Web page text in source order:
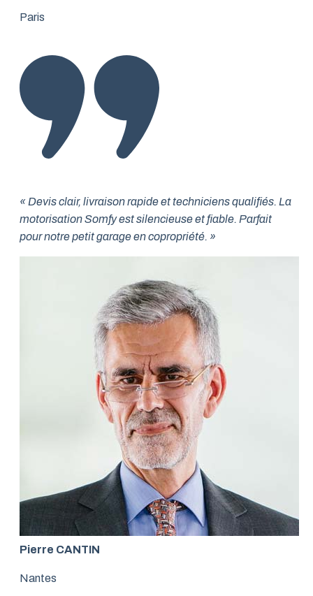
Paris
« Devis clair, livraison rapide et techniciens qualifiés. La
motorisation Somfy est silencieuse et fiable. Parfait
pour notre petit garage en copropriété. »
Pierre CANTIN
Nantes